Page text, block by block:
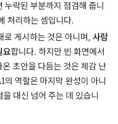
누락된 부분까지 점검해 줍니
처리하는 셈입니다.
게시하는 것은 아니며, 사람
요합니다. 하지만 빈 화면에서
초안을 다듬는 것은 체감 난
역할은 마지막 완성이 아니
대신 넘어 주는 데 있습니